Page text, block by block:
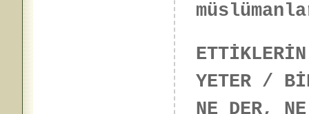
YETER /
NE DER,